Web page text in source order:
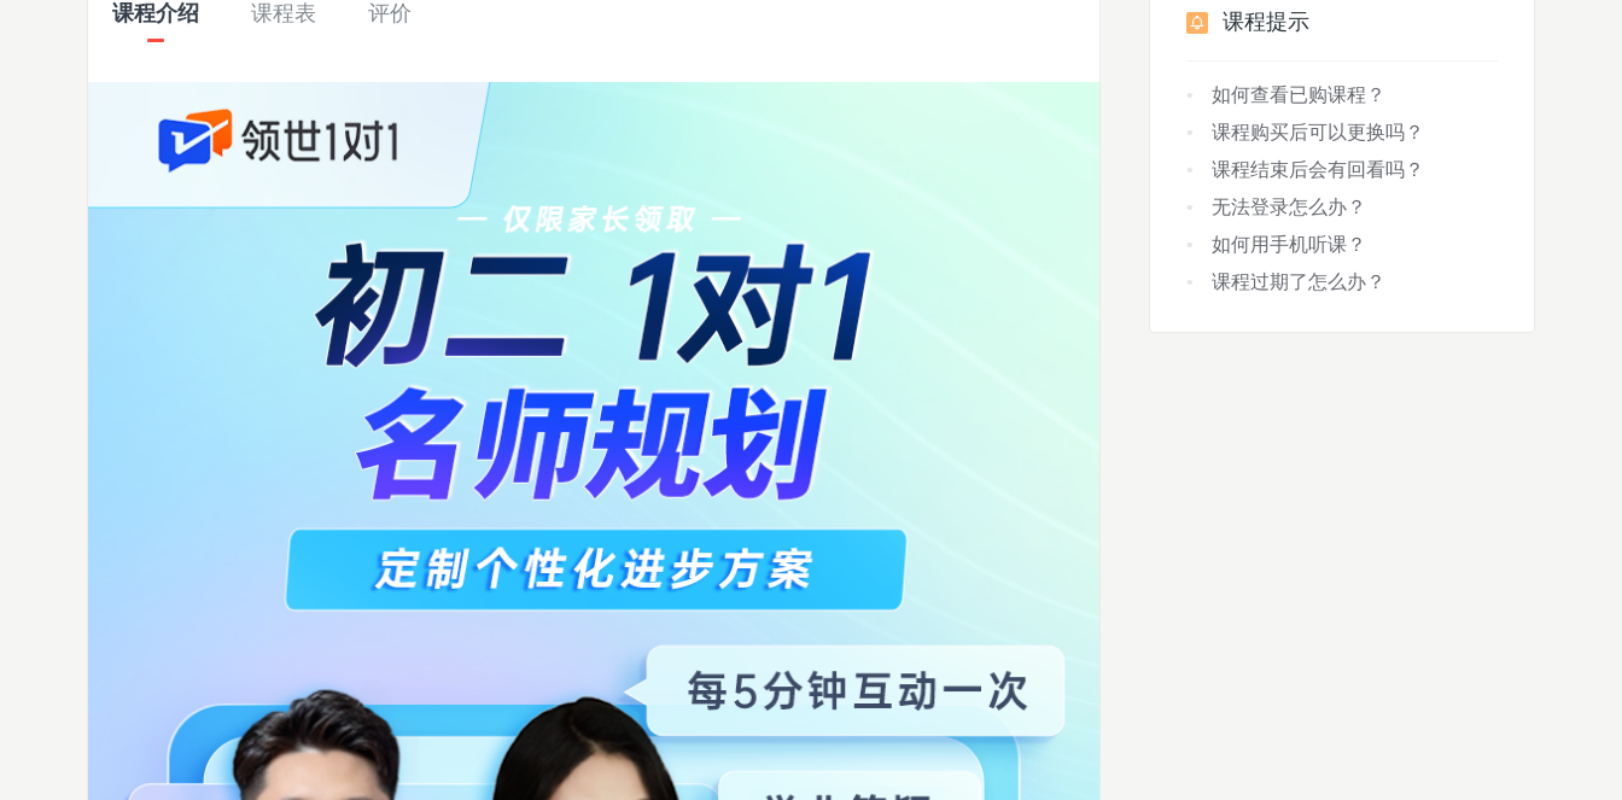
课程介绍 课程表 评价 课程提示
如何查看已购课程？
课程购买后可以更换吗？
课程结束后会有回看吗？
无法登录怎么办？
如何用手机听课？
课程过期了怎么办？